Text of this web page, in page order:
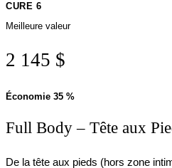
CURE 6
Meilleure valeur
2 145 $
Économie 35 %
Full Body – Tête aux
De la tête aux pieds (hors zone